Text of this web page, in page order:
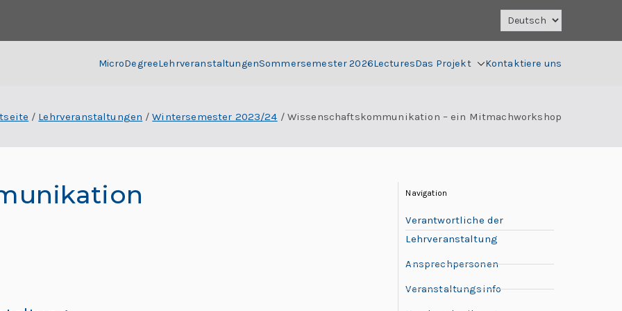
MicroDegreeLehrveranstaltungenSommersemester 2026LecturesDas Projekt Kontaktiere uns
Lehrveranstaltungen Wintersemester 2023/24 Wissenschaftskommunikation – ein Mitmachworkshop
Navigation
Verantwortliche der
Lehrveranstaltung
Ansprechpersonen
Veranstaltungsinfo